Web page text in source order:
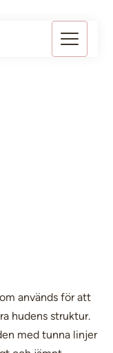
används för att
hudens struktur.
med tunna linjer